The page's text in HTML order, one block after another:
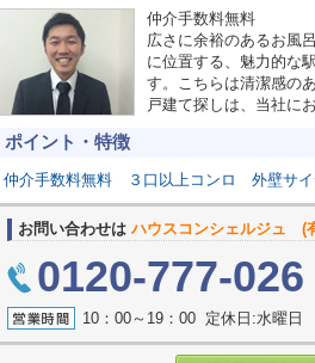
仲介手数料無料
広さに余裕のあるお風
に位置する、魅力的な
す。こちらは清潔感の
戸建て探しは、当社に
ポイント・特徴
仲介手数料無料 ３口以上コンロ 外壁サ
お問い合わせは ハウスコンシェルジュ (
0120-777-026
10：00～19：00 定休日:水曜日